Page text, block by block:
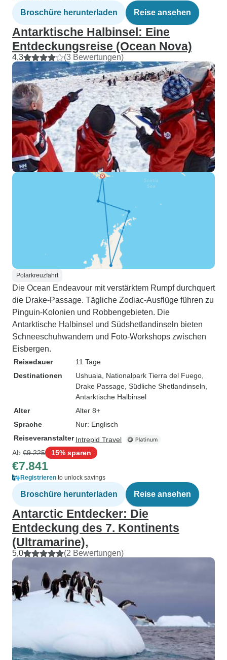
Broschüre herunterladen Reise ansehen
Antarktische Halbinsel: Eine
Entdeckungsreise (Ocean Nova)
4,3 (3 Bewertungen)
Polarkreuzfahrt
Die Ocean Endeavour mit verstärktem Rumpf durchquert
die Drake-Passage. Tägliche Zodiac-Ausflüge führen zu
Pinguin-Kolonien und Robbengebieten. Die
Antarktische Halbinsel und Südshetlandinseln bieten
Schneeschuhwandern und Foto-Workshops zwischen
Eisbergen.
Reisedauer
11 Tage
Destinationen
Ushuaia , Nationalpark Tierra del Fuego
Drake Passage , Südliche Shetlandinseln
Antarktische Halbinsel
Alter
Alter 8+
Sprache
Nur: Englisch
Reiseveranstalter Intrepid Travel
Ab €9.225 15% sparen
€7.841
Registrieren to unlock savings
Broschüre herunterladen Reise ansehen
Antarctic Entdecker: Die
Entdeckung des 7. Kontinents
(Ultramarine),
5,0 (2 Bewertungen)